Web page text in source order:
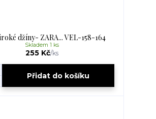
džíny- ZARA... VEL-158-164
255 Kč/ks
Skladem 1 ks
Přidat do košíku